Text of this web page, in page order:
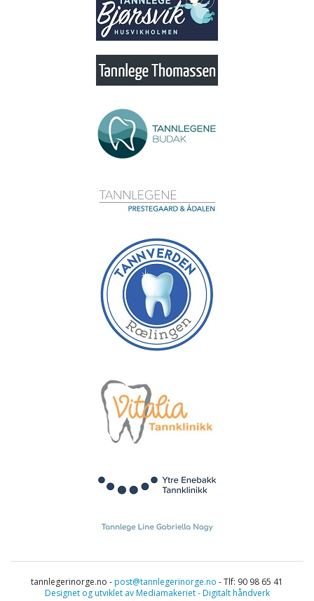
tannlegerinorge.no -post@tannlegerinorge.no - Tlf: 90 98 65 41
Designet og utviklet av Mediamakeriet - Digitalt håndverk